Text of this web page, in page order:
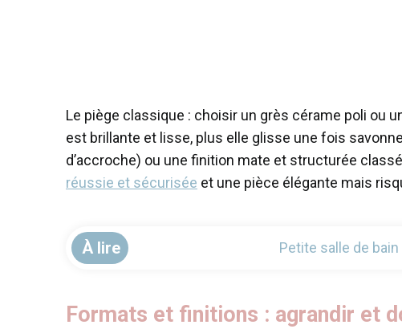
Le piège classique : choisir un grès cérame poli ou
est brillante et lisse, plus elle glisse une fois
d’accroche) ou une finition mate et structurée
réussie et sécurisée et une pièce élégante mais
À lire Petite salle de
Formats et finitions : agrandir et